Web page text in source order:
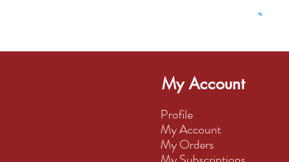
My Account
Profile
My Account
My Orders